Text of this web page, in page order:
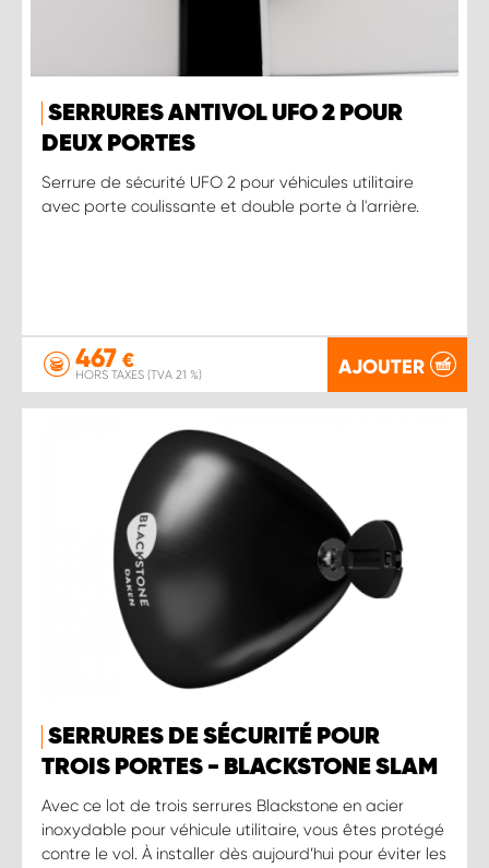
SERRURES ANTIVOL UFO 2 POUR
DEUX PORTES
Serrure de sécurité UFO 2 pour véhicules utilitaire
avec porte coulissante et double porte à l'arrière.
467 €
HORS TAXES (TVA 21 %) AJOUTER
SERRURES DE SÉCURITÉ POUR
TROIS PORTES - BLACKSTONE SLAM
Avec ce lot de trois serrures Blackstone en acier
inoxydable pour véhicule utilitaire, vous êtes protégé
contre le vol. À installer dès aujourd’hui pour éviter les